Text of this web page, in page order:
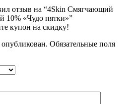
отзыв на “4Skin Смягчающий
10% «Чудо пятки»”
купон на скидку!
Обязательные поля